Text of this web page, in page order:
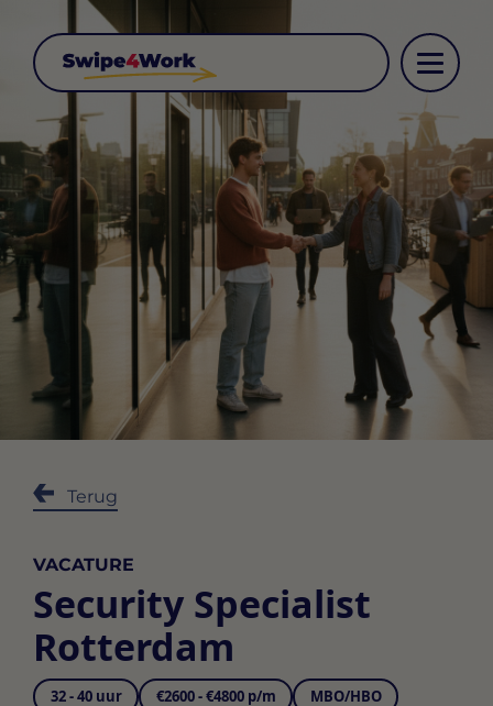
Terug
VACATURE
Security Specialist
Rotterdam
32 - 40 uur €2600 - €4800 p/m MBO/HBO